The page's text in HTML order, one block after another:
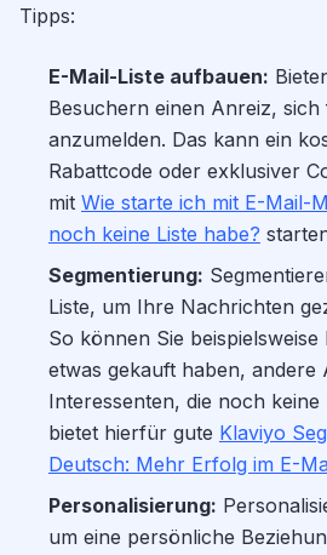
Tipps:
E-Mail-Liste aufbauen:
Besuchern einen Anreiz,
anzumelden. Das kann ein
Rabattcode oder exklusiver
mit Wie starte ich mit E-Mail-
noch keine Liste habe?
Segmentierung:
Liste, um Ihre Nachrichten
So können Sie beispielsweise
etwas gekauft haben, andere
Interessenten, die noch keine
bietet hierfür gute Klaviyo
Deutsch: Mehr Erfolg im E-
Personalisierung:
um eine persönliche